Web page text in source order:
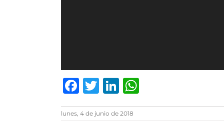
Facebook
TwitterLinkedIn
lunes, 4 de junio de 2018